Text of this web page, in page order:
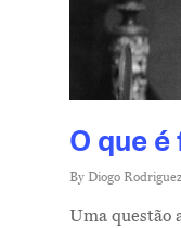
O que
By Diogo Rodriguez
Uma questão